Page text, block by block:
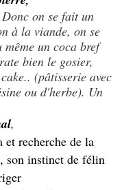
on se fait un
à la viande, on se
un coca bref
bien le gosier,
(pâtisserie avec
ou d'herbe). Un
,
recherche de la
son instinct de félin